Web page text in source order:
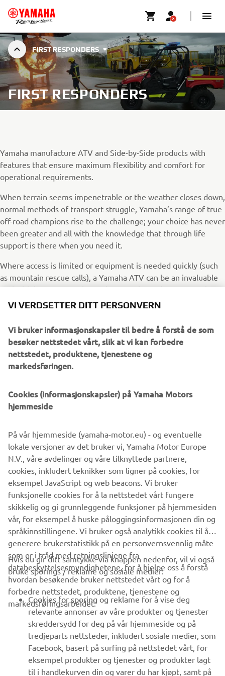
FIRST RESPONDERS
FIRST RESPONDERS
Yamaha manufacture ATV and Side-by-Side products with
features that ensure maximum flexibility and comfort for
operational requirements.
When terrain seems impenetrable or the weather closes down,
normal methods of transport struggle, Yamaha’s range of true
off-road champions rise to the challenge; your choice has never
been greater and all with the knowledge that through life
support is there when you need it.
Where access is limited or equipment is needed quickly (such
as mountain rescue calls), a Yamaha ATV can be an invaluable
tool with its 120 Kg rack carrying capacity and 500 Kg towing
ability proving its worth, and with a 4 psi “footprint”, an ATV
The Yamaha Side-by-Side offers a great combination of a true
two person off-road transportation capability, combined with
superior storage and towing capabilities. Already identified as
an ideal mountain rescue / fire tender, the Viking offers
A full range of Yamaha All Terrain Vehicles gives options for all
budgets and requirements. Already well established in many
development trialed, you can be assured that Yamaha can
provide machines to suit your needs.
VIRKSOMHET
B2B
UTFORSK YAMAHA
FAQ & SUPPORT
Vi bruker informasjonskapsler til bedre å forstå de som
besøker nettstedet vårt, slik at vi kan forbedre
nettstedet, produktene, tjenestene og
markedsføringen.
Cookies (informasjonskapsler) på Yamaha Motors
hjemmeside
lokale versjoner av det bruker vi, Yamaha Motor Europe
N.V., våre avdelinger og våre tilknyttede partnere,
cookies, inkludert teknikker som ligner på cookies, for
eksempel JavaScript og web beacons. Vi bruker
funksjonelle cookies for å la nettstedet vårt fungere
skikkelig og gi grunnleggende funksjoner på hjemmesiden
vår, for eksempel å huske påloggingsinformasjonen din og
språkinnstillingene. Vi bruker også analytikk cookies til å
generere brukerstatistikk på en personvernsvennlig måte
som er i tråd med retningslinjene fra
databeskyttelsesmyndighetene, for å hjelpe oss å forstå
hvordan besøkende bruker nettstedet vårt og for å
forbedre nettstedet, produktene, tjenestene og
markedsføringsarbeidet.
Hvis du gir ditt samtykke via knappen nedenfor, vil vi også
bruke sporings / reklame og sosiale medier:
Cookies for sporing og reklame for å vise deg
relevante annonser av våre produkter og tjenester
skreddersydd for deg på vår hjemmeside og på
tredjeparts nettsteder, inkludert sosiale medier, som
Facebook, basert på surfing på nettstedet vårt, for
eksempel produkter og tjenester og produkter lagt
til i handlekurven din og varer du har kjøpt, samt på